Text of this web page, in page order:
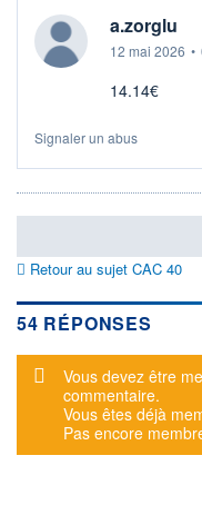
a.zorglu
12 mai 2026 •
14.14€
Signaler un abus
Retour au sujet CAC 40
54 RÉPONSES
Message d'alerte
Vous devez être
commentaire.
Vous êtes déjà
Pas encore